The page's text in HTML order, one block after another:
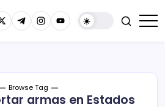
Browse Tag
armas en Estados